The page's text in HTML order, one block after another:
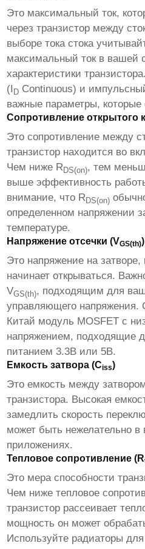
Это максимальный ток,
через транзистор между
выборе тока стока
максимальный ток в вашей
характеристики
(I D Continuous) и
важные параметры, которые
Сопротивление открытого
Это сопротивление между
транзистор находится во
Чем ниже RDS(on), тем
выше эффективность
внимание, что RDS(on)
определенном напряжении
температуре.
Напряжение отсечки (VGS(th))
Это напряжение на затворе,
начинает открываться.
VGS(th), подходящим для
управляющего напряжения.
Китай модуль MOSFET с
напряжением, подходящие
питанием 3.3В или 5В.
Емкость затвора (Ciss)
Это емкость между
транзистора. Высокая
замедлить скорость
может быть нежелательно в
приложениях.
Тепловое сопротивление (R
Это мера способности
Чем ниже тепловое
транзистор рассеивает
мощность он может
Используйте радиаторы для